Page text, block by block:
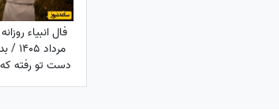
دست تو رفته
و اندوه